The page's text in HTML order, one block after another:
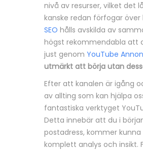
nivå av resurser, vilket det
kanske redan förfogar
SEO hålls avskilda av
högst rekommendabla att
just genom YouTube
utmärkt att börja utan
Efter att kanalen är igång
av allting som kan hjälpa
fantastiska verktyget
Detta innebär att du i
postadress, kommer
komplett analys och insikt.